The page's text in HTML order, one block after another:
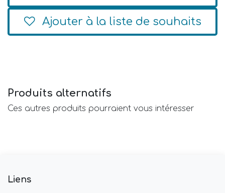
Ajouter à la liste de souhaits
Produits alternatifs
Ces autres produits pourraient vous intéresser
Liens